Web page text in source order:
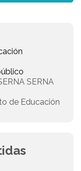
SERNA
de Educación